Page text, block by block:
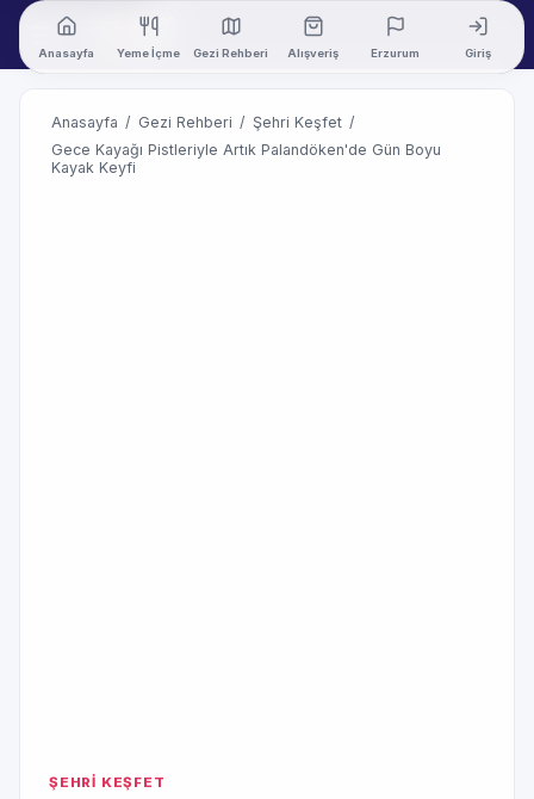
Anasayfa Yeme İçme Gezi Rehberi Alışveriş Erzurum Giriş
Anasayfa / Gezi Rehberi / Şehri Keşfet /
Gece Kayağı Pistleriyle Artık Palandöken'de Gün Boyu
Kayak Keyfi
ŞEHRİ KEŞFET